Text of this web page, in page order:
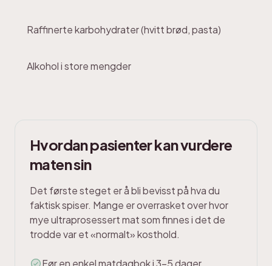
Raffinerte karbohydrater (hvitt brød, pasta)
Alkohol i store mengder
Hvordan pasienter kan vurdere
maten sin
Det første steget er å bli bevisst på hva du
faktisk spiser. Mange er overrasket over hvor
mye ultraprosessert mat som finnes i det de
trodde var et «normalt» kosthold.
Før en enkel matdagbok i 3-5 dager